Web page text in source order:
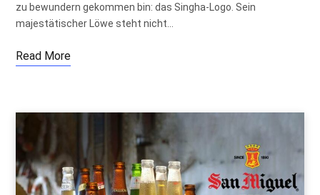
zu bewundern gekommen bin: das Singha-Logo. Sein
majestätischer Löwe steht nicht…
Read More